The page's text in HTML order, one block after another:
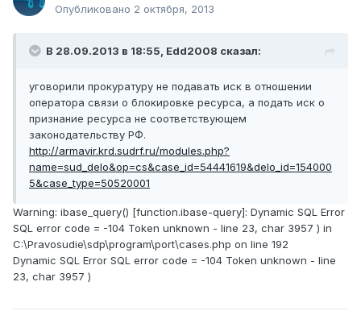
Опубликовано 2 октября, 2013
В 28.09.2013 в 18:55, Edd2008 сказал:
уговорили прокуратуру не подавать иск в отношении
оператора связи о блокировке ресурса, а подать иск о
признание ресурса не соответствующем
законодательству РФ.
http://armavir.krd.sudrf.ru/modules.php?
name=sud_delo&op=cs&case_id=54441619&delo_id=154000
5&case_type=50520001
Warning: ibase_query() [function.ibase-query]: Dynamic SQL Error
SQL error code = -104 Token unknown - line 23, char 3957 ) in
C:\Pravosudie\sdp\program\port\cases.php on line 192
Dynamic SQL Error SQL error code = -104 Token unknown - line
23, char 3957 )